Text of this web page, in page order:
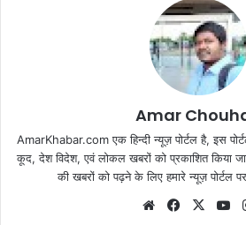
Amar
AmarKhabar.com एक हिन्दी न्यूज़ पोर्टल है, इस
कूद, देश विदेश, एवं लोकल खबरों को प्रकाशित किया
की खबरों को पढ़ने के लिए हमारे न्यूज़ पोर्टल
WebsiteFacebook
X